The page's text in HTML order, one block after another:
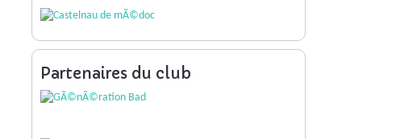
Partenaires du club